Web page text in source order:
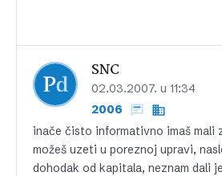
SNC
02.03.2007. u 11:34
2006
inače čisto informativno imaš mali
možeš uzeti u poreznoj upravi,
dohodak od kapitala, neznam dali